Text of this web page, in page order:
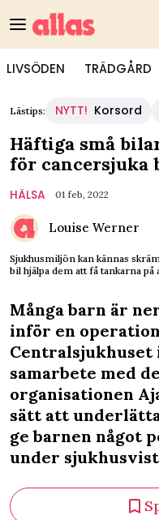
LIVSÖDEN TRÄDGÅRD
Lästips: NYTT! Korsord
Häftiga små
för cancersjuka
HÄLSA 01 feb, 2022
Louise Werner
Sjukhusmiljön kan kännas
bil hjälpa dem att få tankarna på
Många barn är
inför en
Centralsjukhuset
samarbete med
organisationen
sätt att
ge barnen något
under